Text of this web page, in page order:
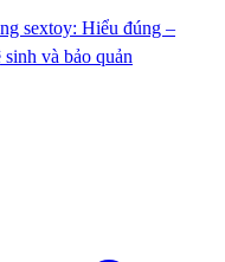
sextoy: Hiểu đúng –
và bảo quản